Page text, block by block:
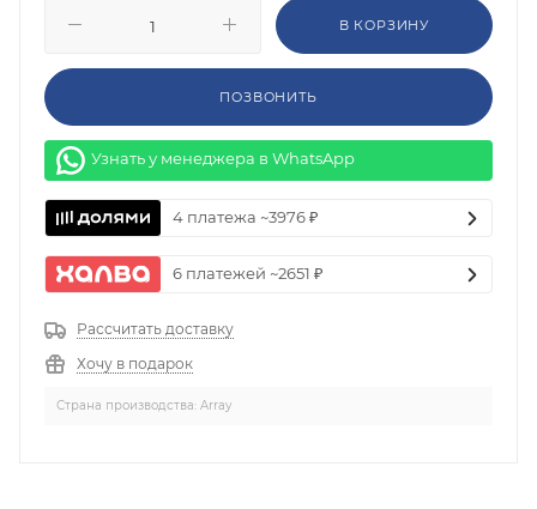
В КОРЗИНУ
ПОЗВОНИТЬ
Узнать у менеджера в WhatsApp
4 платежа ~3976 ₽
6 платежей ~2651 ₽
Рассчитать доставку
Хочу в подарок
Страна производства: Array